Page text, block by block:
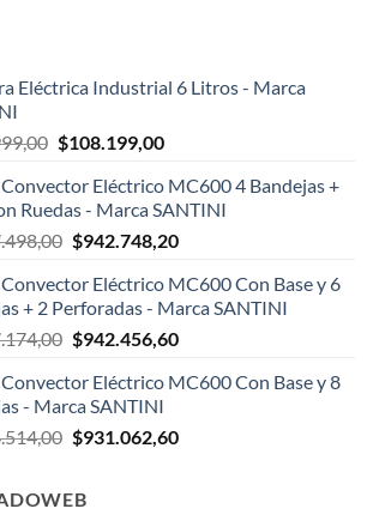
Eléctrica Industrial 6 Litros - Marca
El
original
era:
$124.999,00.
$108.199,00El
actual
es:
$108.199,00.
Eléctrico MC600 4 Bandejas +
Ruedas - Marca SANTINI
El
original
era:
$1.047.498,00.
$942.748,20El
actual
es:
$942.748,20.
Eléctrico MC600 Con Base y 6
+ 2 Perforadas - Marca SANTINI
El
original
era:
$1.047.174,00.
$942.456,60El
actual
$942.456,60.
Eléctrico MC600 Con Base y 8
- Marca SANTINI
El
era:
$931.062,60El